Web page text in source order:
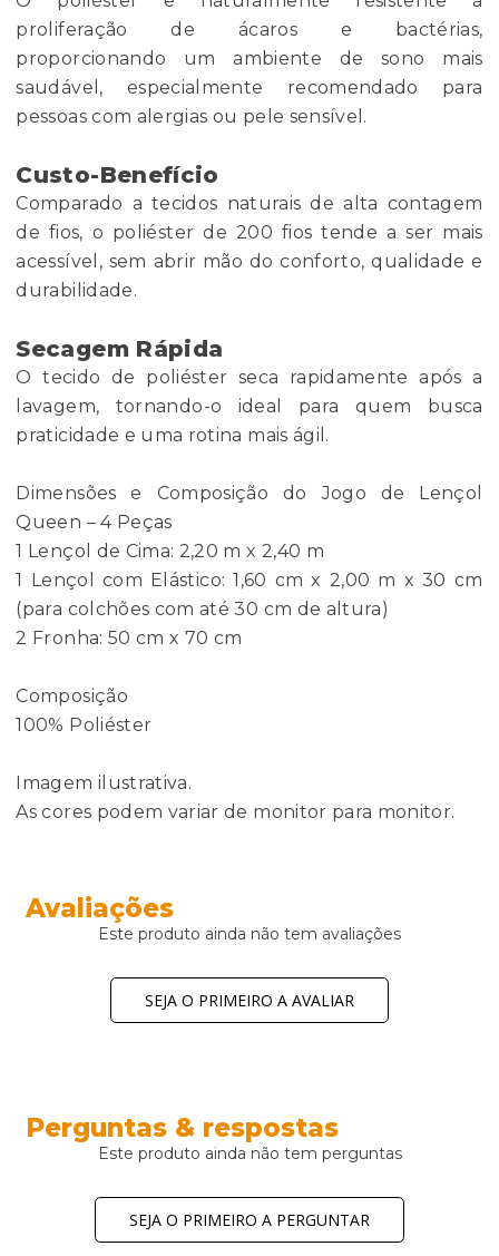
proliferação de ácaros e bactérias,
proporcionando um ambiente de sono mais
saudável, especialmente recomendado para
pessoas com alergias ou pele sensível.
Custo-Benefício
Comparado a tecidos naturais de alta contagem
de fios, o poliéster de 200 fios tende a ser mais
acessível, sem abrir mão do conforto, qualidade e
durabilidade.
Secagem Rápida
O tecido de poliéster seca rapidamente após a
lavagem, tornando-o ideal para quem busca
praticidade e uma rotina mais ágil.
Dimensões e Composição do Jogo de Lençol
Queen – 4 Peças
1 Lençol de Cima: 2,20 m x 2,40 m
1 Lençol com Elástico: 1,60 cm x 2,00 m x 30 cm
(para colchões com até 30 cm de altura)
2 Fronha: 50 cm x 70 cm
Composição
100% Poliéster
Imagem ilustrativa.
As cores podem variar de monitor para monitor.
Avaliações
Este produto ainda não tem avaliações
SEJA O PRIMEIRO A AVALIAR
Perguntas & respostas
Este produto ainda não tem perguntas
SEJA O PRIMEIRO A PERGUNTAR